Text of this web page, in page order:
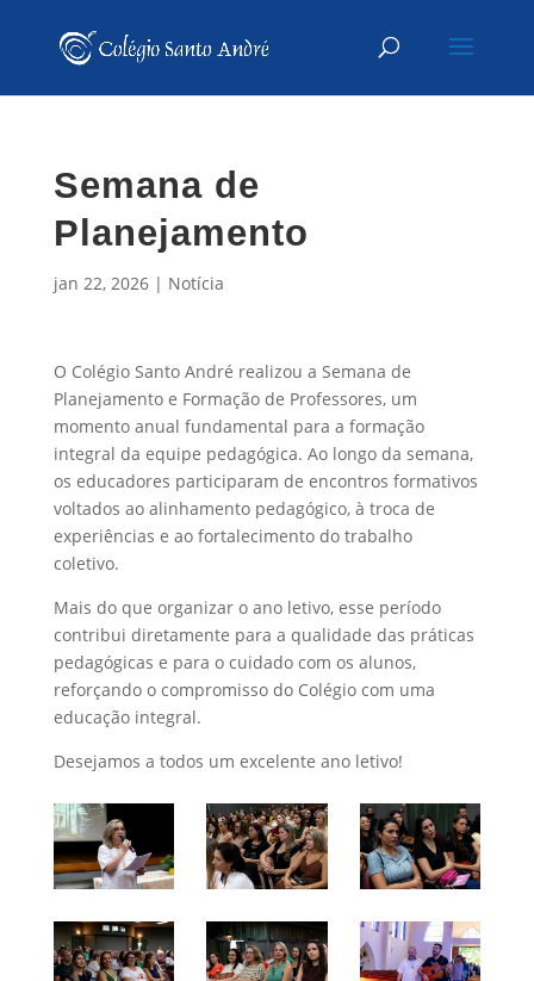
Semana de
Planejamento
jan 22, 2026| Notícia
O Colégio Santo André realizou a Semana de
Planejamento e Formação de Professores, um
momento anual fundamental para a formação
integral da equipe pedagógica. Ao longo da semana,
os educadores participaram de encontros formativos
voltados ao alinhamento pedagógico, à troca de
experiências e ao fortalecimento do trabalho
coletivo.
Mais do que organizar o ano letivo, esse período
contribui diretamente para a qualidade das práticas
pedagógicas e para o cuidado com os alunos,
reforçando o compromisso do Colégio com uma
educação integral.
Desejamos a todos um excelente ano letivo!